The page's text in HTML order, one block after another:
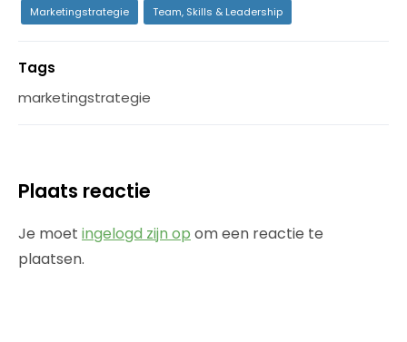
Marketingstrategie Team, Skills & Leadership
Tags
marketingstrategie
Plaats reactie
Je moet ingelogd zijn op om een reactie te
plaatsen.